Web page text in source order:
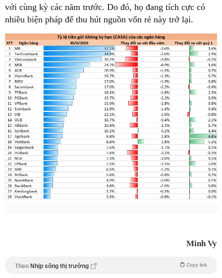
với cùng kỳ các năm trước. Do đó, họ đang tích cực có
nhiều biện pháp để thu hút nguồn vốn rẻ này trở lại.
Minh Vy
Theo Nhịp sống thị trường Copy link